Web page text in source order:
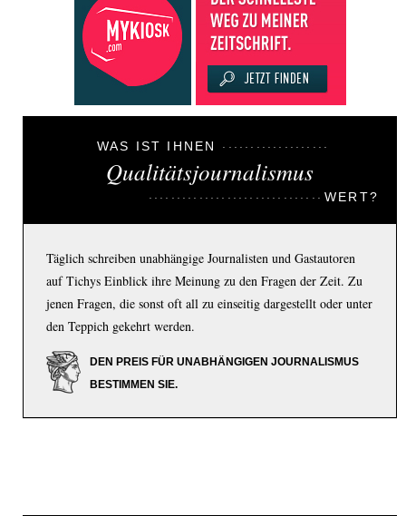
WAS IST IHNEN
Qualitätsjournalismus
WERT?
Täglich schreiben unabhängige Journalisten und Gastautoren
auf Tichys Einblick ihre Meinung zu den Fragen der Zeit. Zu
jenen Fragen, die sonst oft all zu einseitig dargestellt oder unter
den Teppich gekehrt werden.
DEN PREIS FÜR UNABHÄNGIGEN JOURNALISMUS
BESTIMMEN SIE.